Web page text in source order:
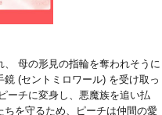
母の形見の指輪を奪われそうに
(セントミロワール) を受け取っ
ーチに変身し、悪魔族を追い払
ちを守るため、ピーチは仲間の愛